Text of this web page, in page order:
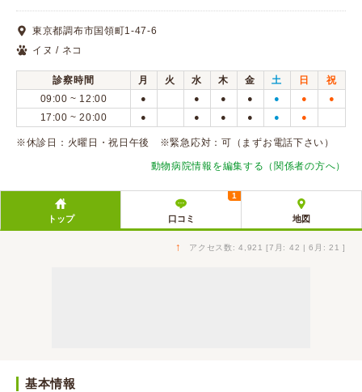
口コミ検索
Calooペットとは？
口コミ投稿
東京都調布市国領町1-47-6
イヌ / ネコ
診察時間 月 火 水 木 金 土 日
祝
09:00 ~ 12:00
● ● ● ● ● ● ●
17:00 ~ 20:00 ● ● ● ● ● ●
※休診日：火曜日・祝日午後 ※緊急応対：可（まずお電話下さい）
動物病院情報を編集する（関係者の方へ）
トップ 口コミ
1
地図
↑ アクセス数: 4,921 [7月: 42 | 6月: 21 ]
基本情報